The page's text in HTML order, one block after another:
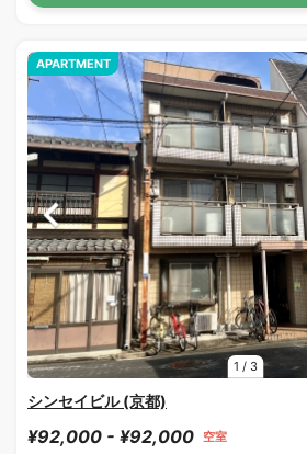
1 / 3
APARTMENT
シンセイビル (京都)
¥92,000 - ¥92,000 空室